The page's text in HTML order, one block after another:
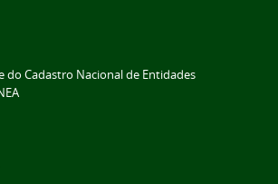
do Cadastro Nacional de Entidades